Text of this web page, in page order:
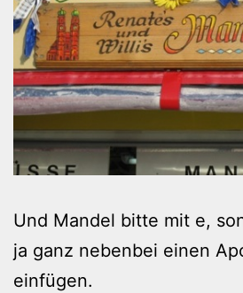
Und Mandel bitte mit e,
ja ganz nebenbei einen
einfügen.